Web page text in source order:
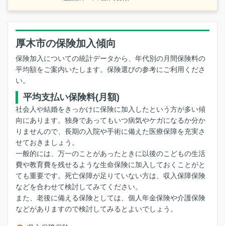
厚木市の保険加入傾向
保険加入についての統計データから、年代別の月間保険料の
平均額をご案内いたします。保険選びの参考にご利用くださ
い。
平均支払い保険料(月額)
社会人や結婚をきっかけに保険に加入したという方が多い傾
向にあります。独身であってもいつ病気やケガになるか分か
りませんので、長期の入院や手術に備えた医療保障を充実さ
せておきましょう。
一般的には、万一のことがあったときに以後のこどもの生活
費や教育費を残せるような生命保険に加入しておくことがと
ても重要です。死亡保障が足りていない方は、収入保障保険
などを合わせて検討してみてください。
また、老後に備える保険としては、個人年金保険や介護保険
などがありますので検討してみるとよいでしょう。